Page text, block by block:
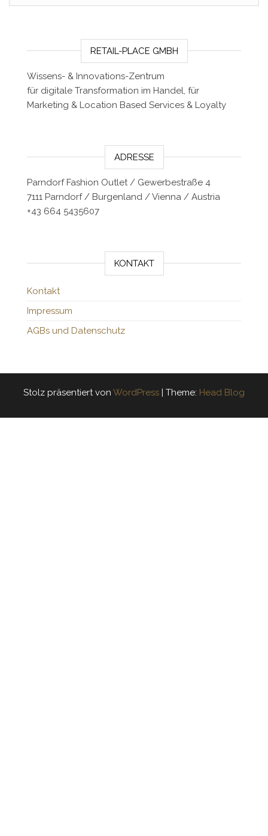
RETAIL-PLACE GMBH
Wissens- & Innovations-Zentrum
für digitale Transformation im Handel, für
Marketing & Location Based Services & Loyalty
ADRESSE
Parndorf Fashion Outlet / Gewerbestraße 4
7111 Parndorf / Burgenland / Vienna / Austria
+43 664 5435607
KONTAKT
Kontakt
Impressum
AGBs und Datenschutz
Stolz präsentiert von WordPress | Theme: Head Blog